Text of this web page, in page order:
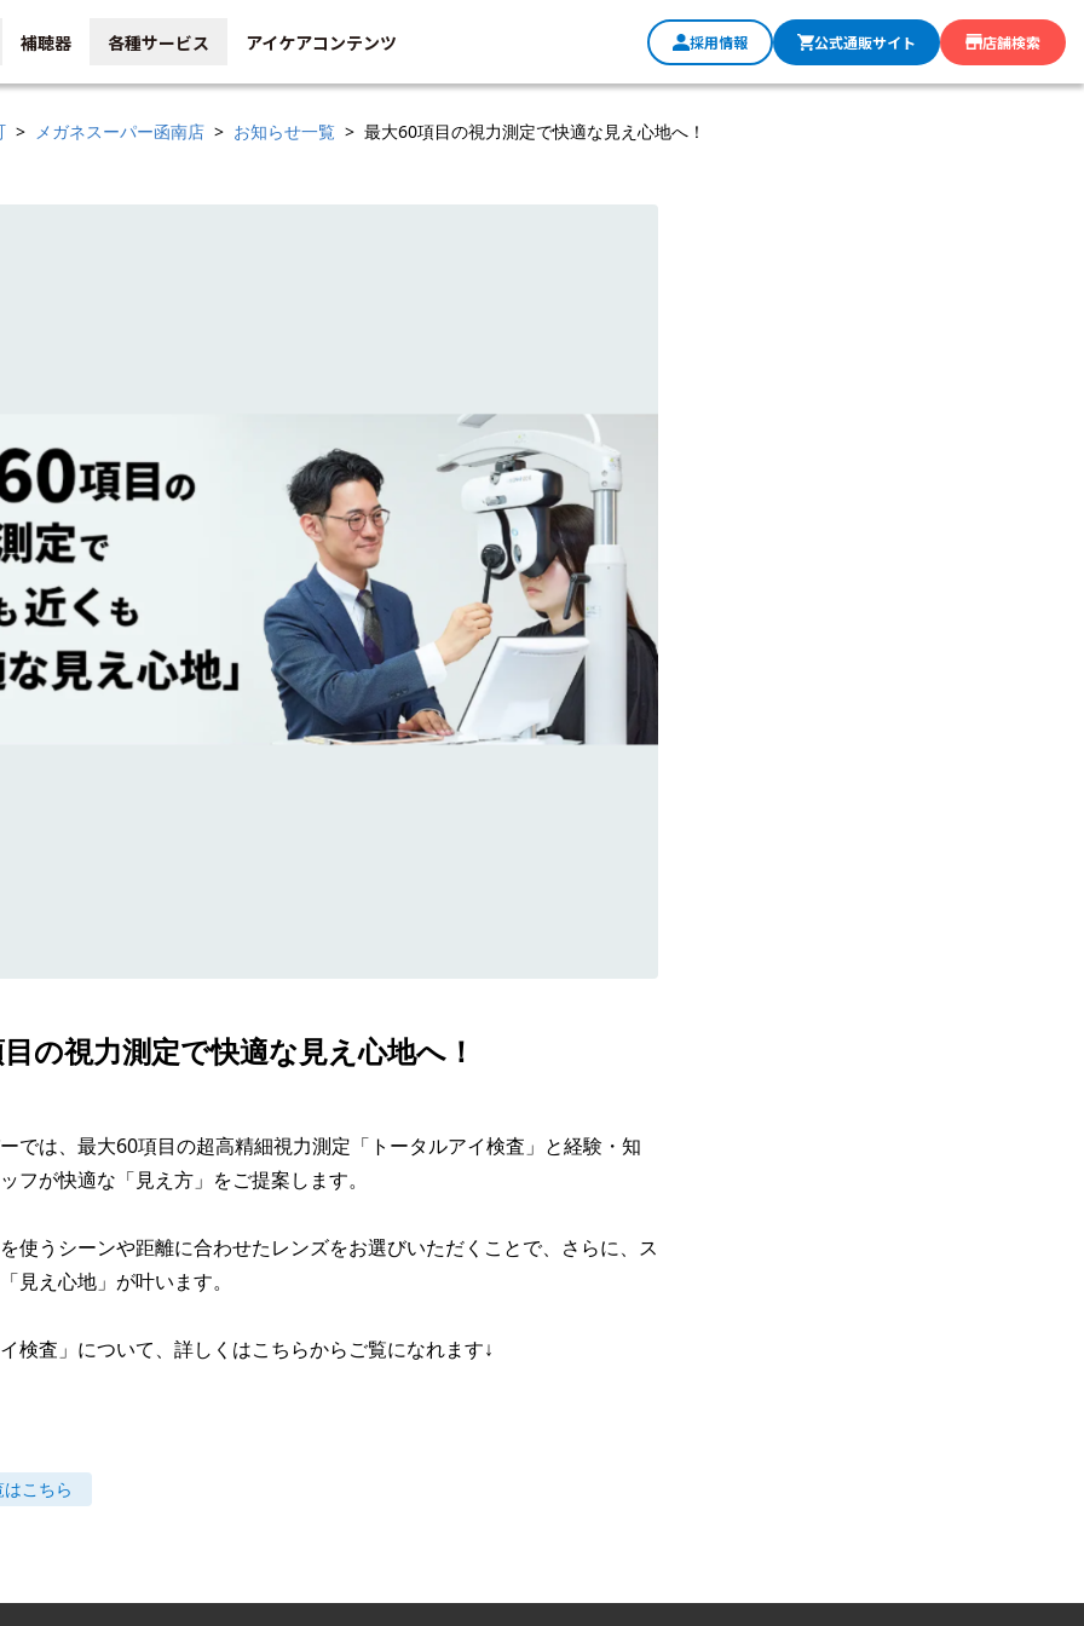
補聴器 各種サービス アイケアコンテンツ 採用情報 公式通販サイト 店舗検索
メガネスーパー函南店 お知らせ一覧 最大60項目の視力測定で快適な見え心地へ！
の視力測定で快適な見え心地へ！
では、最大60項目の超高精細視力測定「トータルアイ検査」と経験・知
フが快適な「見え方」をご提案します。
使うシーンや距離に合わせたレンズをお選びいただくことで、さらに、ス
見え心地」が叶います。
検査」について、詳しくはこちらからご覧になれます↓
こちら